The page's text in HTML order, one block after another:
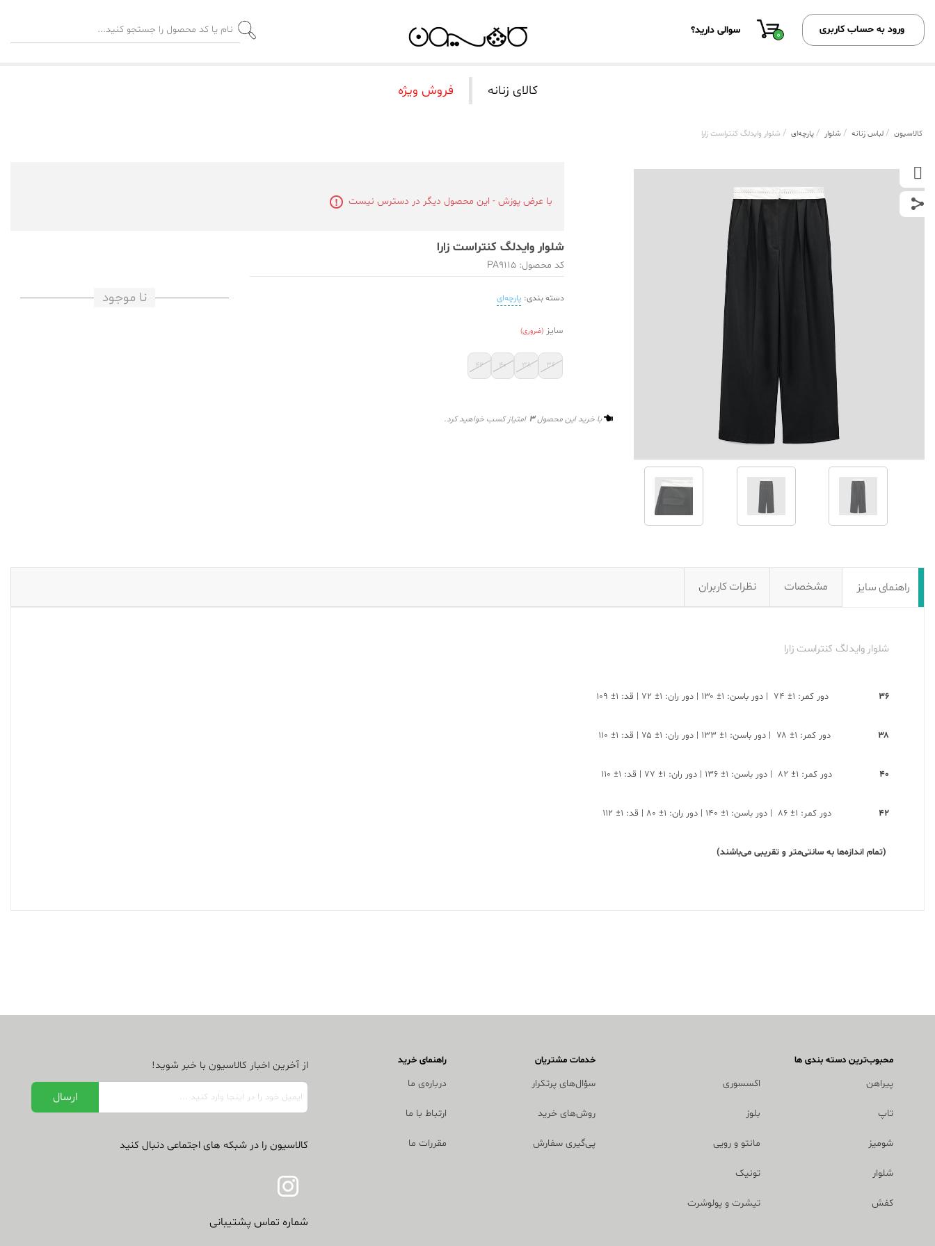
ورود به حساب کاربری 0 سوالی دارید؟
کالای زنانه فروش ویژه
کالاسیون / لباس زنانه / شلوار / پارچه‌ای / شلوار وایدلگ کنتراست زارا
با عرض پوزش - این محصول دیگر در دسترس نیست
شلوار وایدلگ کنتراست زارا
کد محصول: PA9115
دسته بندی: پارچه‌ای
سایز (ضروری)
۳۶ ۳۸ ۴۰ ۴۲
نا موجود
با خرید این محصول3 امتیاز کسب خواهید کرد.
راهنمای سایز مشخصات نظرات کاربران
شلوار وایدلگ کنتراست زارا
۳۶ دور کمر: ۱± ۷۴ | دور باسن: ۱± ۱۳۰ | دور ران: ۱± ۷۲ | قد: ۱± ۱۰۹
۳۸ دور کمر: ۱± ۷۸ | دور باسن: ۱± ۱۳۳ | دور ران: ۱± ۷۵ | قد: ۱± ۱۱۰
۴۰ دور کمر: ۱± ۸۲ | دور باسن: ۱± ۱۳۶ | دور ران: ۱± ۷۷ | قد: ۱± ۱۱۰
۴۲ دور کمر: ۱± ۸۶ | دور باسن: ۱± ۱۴۰ | دور ران: ۱± ۸۰ | قد: ۱± ۱۱۲
(تمام اندازه‌ها به سانتی‌متر و تقریبی می‌باشند)
محبوب‌ترین دسته بندی ها
پیراهن
تاپ
شومیز
شلوار
کفش
اکسسوری
بلوز
مانتو و رویی
تونیک
تیشرت و پولوشرت
خدمات مشتریان
سؤال‌های پرتکرار
روش‌های خرید
پی‌گیری سفارش
راهنمای خرید
درباره‌ی ما
ارتباط با ما
مقررات ما
از آخرین اخبار کالاسیون با خبر شوید!
کالاسیون را در شبکه های اجتماعی دنبال کنید
شماره تماس پشتیبانی